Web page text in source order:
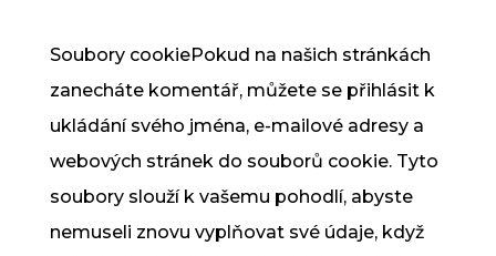
Soubory cookiePokud na našich stránkách
zanecháte komentář, můžete se přihlásit k
ukládání svého jména, e-mailové adresy a
webových stránek do souborů cookie. Tyto
soubory slouží k vašemu pohodlí, abyste
nemuseli znovu vyplňovat své údaje, když